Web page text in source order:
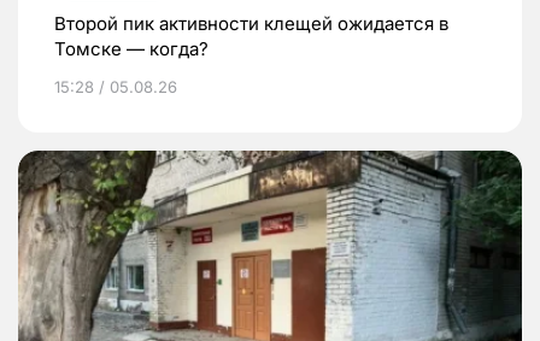
Второй пик активности клещей ожидается в
Томске — когда?
15:28 / 05.08.26